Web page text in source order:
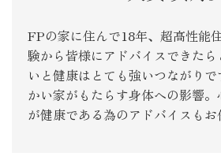
FPの家に住んで18年、超高性能
験から皆様にアドバイスできたら
いと健康はとても強いつながり
かい家がもたらす身体への影響
が健康である為のアドバイスもお